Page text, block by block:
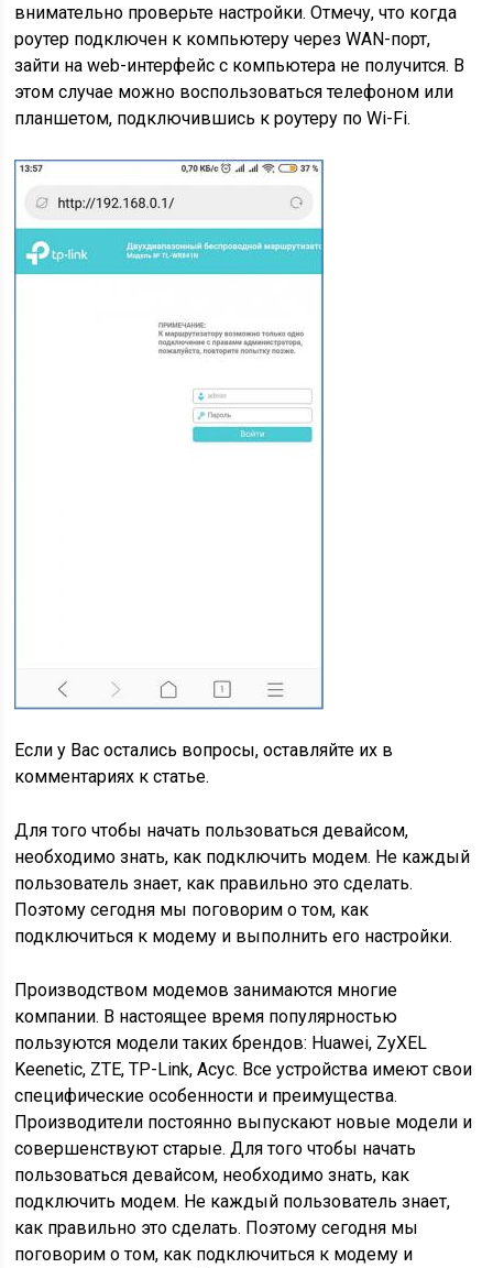
внимательно проверьте настройки. Отмечу, что когда
роутер подключен к компьютеру через WAN-порт,
зайти на web-интерфейс с компьютера не получится. В
этом случае можно воспользоваться телефоном или
планшетом, подключившись к роутеру по Wi-Fi.
Если у Вас остались вопросы, оставляйте их в
комментариях к статье.
Для того чтобы начать пользоваться девайсом,
необходимо знать, как подключить модем. Не каждый
пользователь знает, как правильно это сделать.
Поэтому сегодня мы поговорим о том, как
подключиться к модему и выполнить его настройки.
Производством модемов занимаются многие
компании. В настоящее время популярностью
пользуются модели таких брендов: Huawei, ZyXEL
Keenetic, ZTE, TP-Link, Асус. Все устройства имеют свои
специфические особенности и преимущества.
Производители постоянно выпускают новые модели и
совершенствуют старые. Для того чтобы начать
пользоваться девайсом, необходимо знать, как
подключить модем. Не каждый пользователь знает,
как правильно это сделать. Поэтому сегодня мы
поговорим о том, как подключиться к модему и